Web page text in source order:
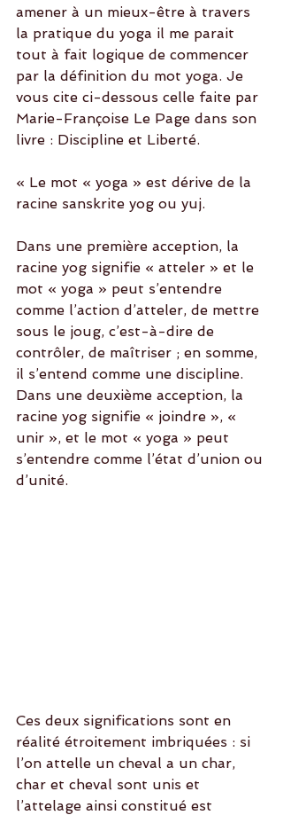
amener à un mieux-être à travers
la pratique du yoga il me parait
tout à fait logique de commencer
par la définition du mot yoga. Je
vous cite ci-dessous celle faite par
Marie-Françoise Le Page dans son
livre : Discipline et Liberté.
« Le mot « yoga » est dérive de la
racine sanskrite yog ou yuj.
Dans une première acception, la
racine yog signifie « atteler » et le
mot « yoga » peut s’entendre
comme l’action d’atteler, de mettre
sous le joug, c’est-à-dire de
contrôler, de maîtriser ; en somme,
il s’entend comme une discipline.
Dans une deuxième acception, la
racine yog signifie « joindre », «
unir », et le mot « yoga » peut
s’entendre comme l’état d’union ou
d’unité.
Ces deux significations sont en
réalité étroitement imbriquées : si
l’on attelle un cheval a un char,
char et cheval sont unis et
l’attelage ainsi constitué est